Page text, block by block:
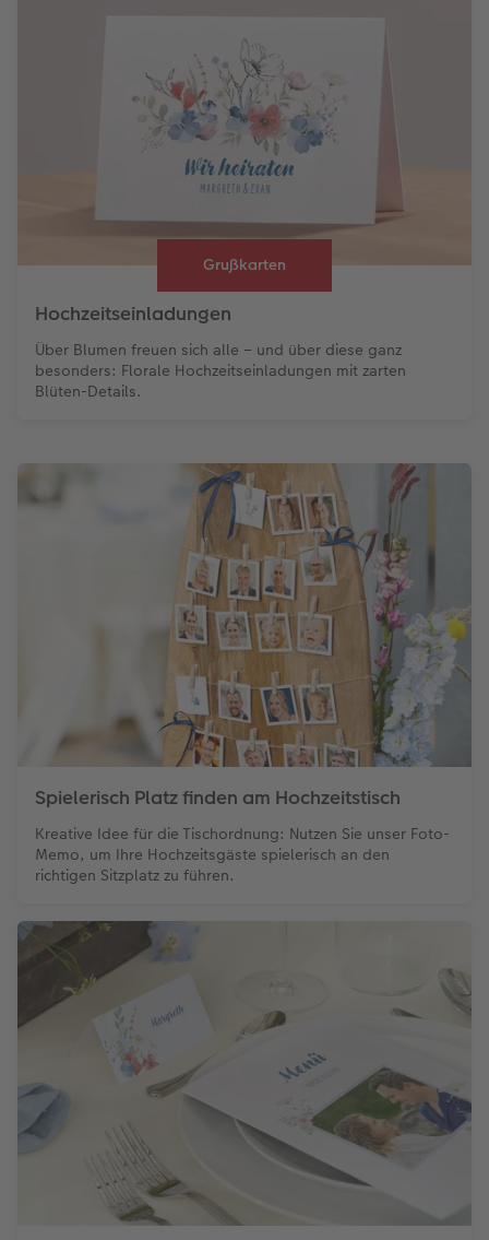
Grußkarten
Hochzeitseinladungen
Über Blumen freuen sich alle – und über diese ganz
besonders: Florale Hochzeitseinladungen mit zarten
Blüten-Details.
Spielerisch Platz finden am Hochzeitstisch
Kreative Idee für die Tischordnung: Nutzen Sie unser Foto-
Memo, um Ihre Hochzeitsgäste spielerisch an den
richtigen Sitzplatz zu führen.